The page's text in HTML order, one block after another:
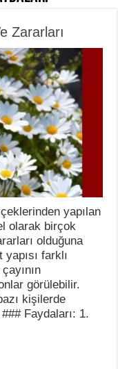
Zararları
yapılan
olarak birçok
olduğuna
farklı
görülebilir.
kişilerde
Faydaları: 1.